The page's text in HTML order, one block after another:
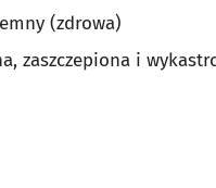
(zdrowa)
zaszczepiona i